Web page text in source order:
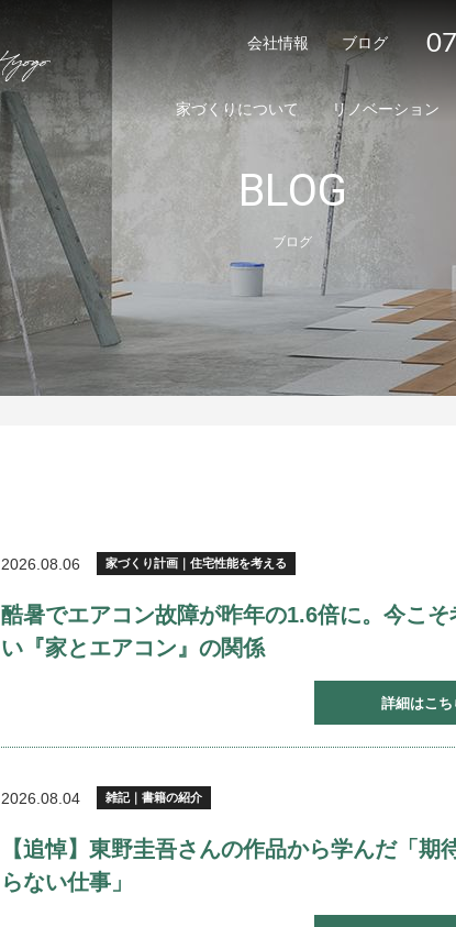
会社情報 ブログ
家づくりについて リノベーション
BLOG
ブログ
2026.08.06 家づくり計画｜住宅性能を考える
酷暑でエアコン故障が昨年の1.6倍に。今こそ
い『家とエアコン』の関係
詳細はこち
2026.08.04 雑記｜書籍の紹介
【追悼】東野圭吾さんの作品から学んだ「期
らない仕事」